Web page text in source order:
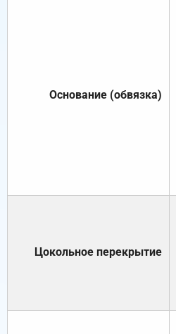
Основание (обвязка)
Цокольное перекрытие